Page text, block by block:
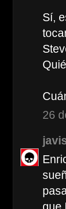
Sí,
26